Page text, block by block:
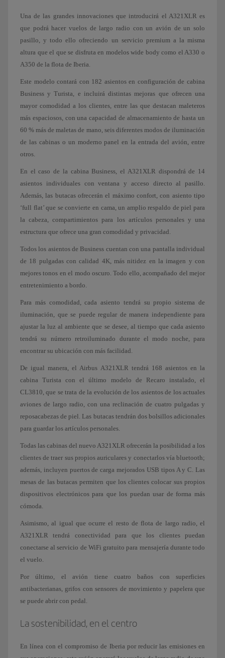
Una de las grandes innovaciones que introducirá el A321XLR es
que podrá hacer vuelos de largo radio con un avión de un solo
pasillo, y todo ello ofreciendo un servicio premium a la misma
altura que el que se disfruta en modelos wide body como el A330 o
A350 de la flota de Iberia.
Este modelo contará con 182 asientos en configuración de cabina
Business y Turista, e incluirá distintas mejoras que ofrecen una
mayor comodidad a los clientes, entre las que destacan maleteros
más espaciosos, con una capacidad de almacenamiento de hasta un
60 % más de maletas de mano, seis diferentes modos de iluminación
de las cabinas o un moderno panel en la entrada del avión, entre
otros.
En el caso de la cabina Business, el A321XLR dispondrá de 14
asientos individuales con ventana y acceso directo al pasillo.
Además, las butacas ofrecerán el máximo confort, con asiento tipo
‘full flat’ que se convierte en cama, un amplio respaldo de piel para
la cabeza, compartimientos para los artículos personales y una
estructura que ofrece una gran comodidad y privacidad.
Todos los asientos de Business cuentan con una pantalla individual
de 18 pulgadas con calidad 4K, más nitidez en la imagen y con
mejores tonos en el modo oscuro. Todo ello, acompañado del mejor
entretenimiento a bordo.
Para más comodidad, cada asiento tendrá su propio sistema de
iluminación, que se puede regular de manera independiente para
ajustar la luz al ambiente que se desee, al tiempo que cada asiento
tendrá su número retroiluminado durante el modo noche, para
encontrar su ubicación con más facilidad.
De igual manera, el Airbus A321XLR tendrá 168 asientos en la
cabina Turista con el último modelo de Recaro instalado, el
CL3810, que se trata de la evolución de los asientos de los actuales
aviones de largo radio, con una reclinación de cuatro pulgadas y
reposacabezas de piel. Las butacas tendrán dos bolsillos adicionales
para guardar los artículos personales.
Todas las cabinas del nuevo A321XLR ofrecerán la posibilidad a los
clientes de traer sus propios auriculares y conectarlos vía bluetooth;
además, incluyen puertos de carga mejorados USB tipos A y C. Las
mesas de las butacas permiten que los clientes colocar sus propios
dispositivos electrónicos para que los puedan usar de forma más
cómoda.
Asimismo, al igual que ocurre el resto de flota de largo radio, el
A321XLR tendrá conectividad para que los clientes puedan
conectarse al servicio de WiFi gratuito para mensajería durante todo
el vuelo.
Por último, el avión tiene cuatro baños con superficies
antibacterianas, grifos con sensores de movimiento y papelera que
se puede abrir con pedal.
La sostenibilidad, en el centro
En línea con el compromiso de Iberia por reducir las emisiones en